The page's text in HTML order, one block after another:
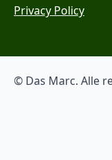
Privacy Policy
© Das Marc. Alle